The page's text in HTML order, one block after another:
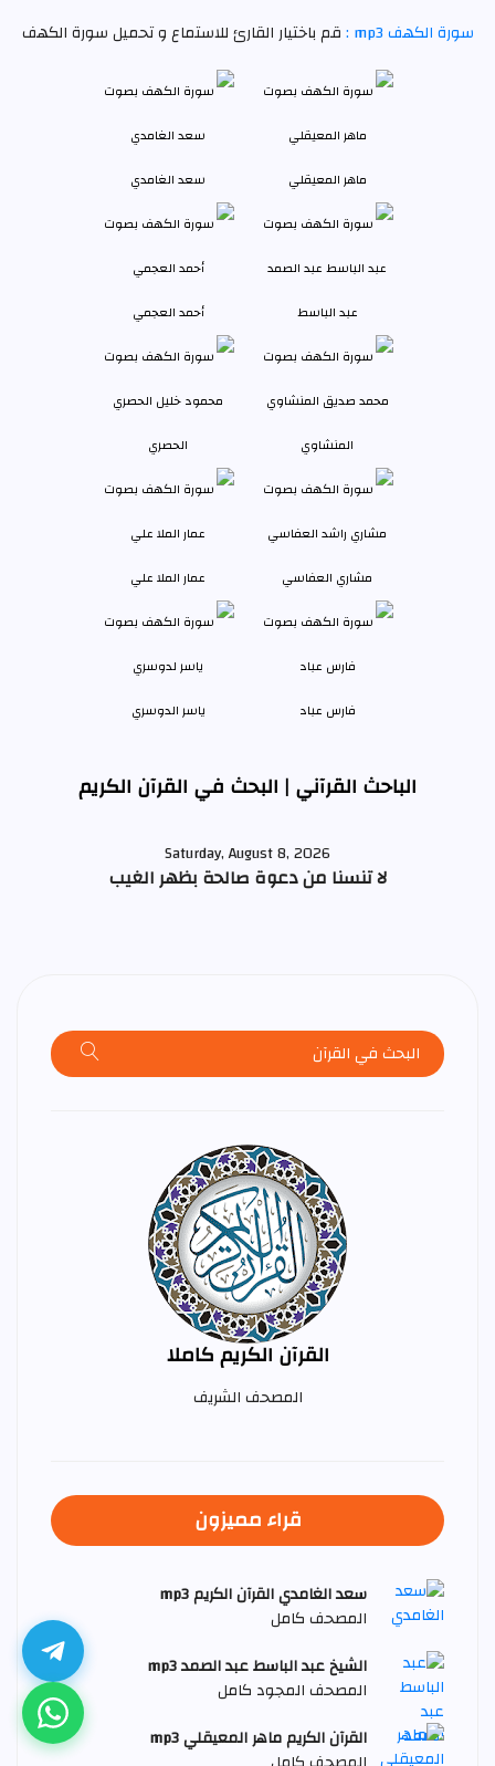
سورة الكهف mp3 : قم باختيار القارئ للاستماع و تحميل سورة الكهف
ماهر المعيقلي سعد الغامدي
عبد الباسط أحمد العجمي
المنشاوي الحصري
مشاري العفاسي عمار الملا علي
فارس عباد ياسر الدوسري
الباحث القرآني | البحث في القرآن الكريم
Saturday, August 8, 2026
لا تنسنا من دعوة صالحة بظهر الغيب
القرآن الكريم كاملا
المصحف الشريف
قراء مميزون
سعد الغامدي القرآن الكريم mp3
المصحف كامل
الشيخ عبد الباسط عبد الصمد mp3
المصحف المجود كامل
القرآن الكريم ماهر المعيقلي mp3